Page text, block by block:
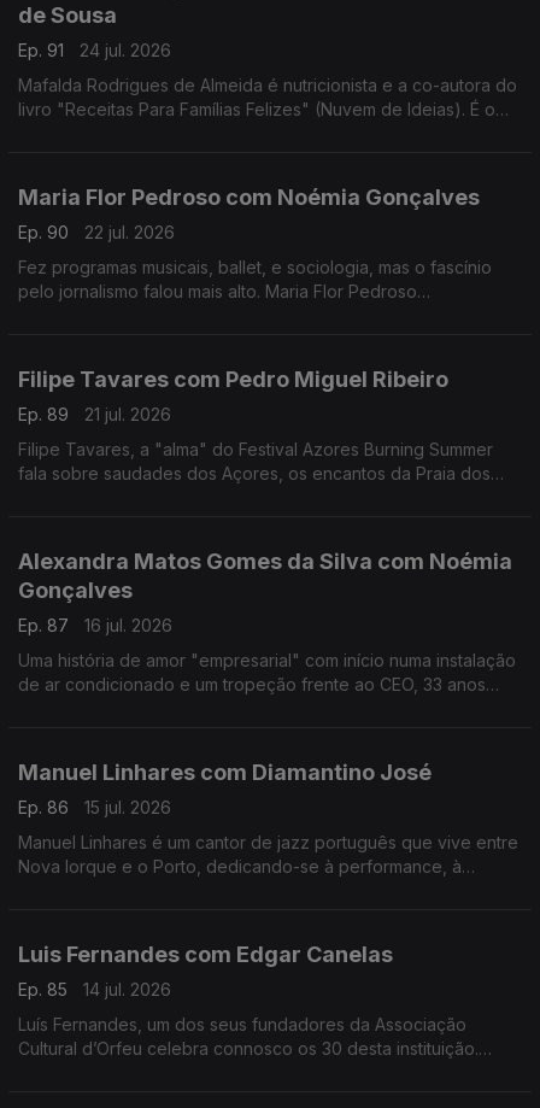
de Sousa
Ep. 91
24 jul. 2026
Mafalda Rodrigues de Almeida é nutricionista e a co-autora do
livro "Receitas Para Famílias Felizes" (Nuvem de Ideias). É o
Maria Flor Pedroso com Noémia Gonçalves
Ep. 90
22 jul. 2026
Fez programas musicais, ballet, e sociologia, mas o fascínio
pelo jornalismo falou mais alto. Maria Flor Pedroso
Filipe Tavares com Pedro Miguel Ribeiro
Ep. 89
21 jul. 2026
Filipe Tavares, a "alma" do Festival Azores Burning Summer
fala sobre saudades dos Açores, os encantos da Praia dos
Alexandra Matos Gomes da Silva com Noémia
Gonçalves
Ep. 87
16 jul. 2026
Uma história de amor "empresarial" com início numa instalação
de ar condicionado e um tropeção frente ao CEO, 33 anos
Manuel Linhares com Diamantino José
Ep. 86
15 jul. 2026
Manuel Linhares é um cantor de jazz português que vive entre
Nova Iorque e o Porto, dedicando-se à performance, à
Luis Fernandes com Edgar Canelas
Ep. 85
14 jul. 2026
Luís Fernandes, um dos seus fundadores da Associação
Cultural d’Orfeu celebra connosco os 30 desta instituição.